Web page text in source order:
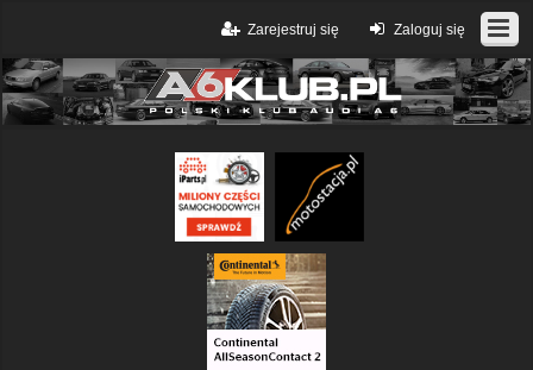
Zaloguj się
Zarejestruj się